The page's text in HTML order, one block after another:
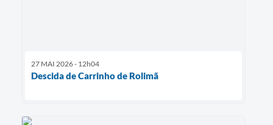
27 MAI 2026 - 12h04
Descida de Carrinho de Rolimã